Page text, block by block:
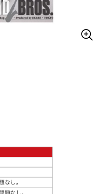
エフェクター
ヴィンテージ